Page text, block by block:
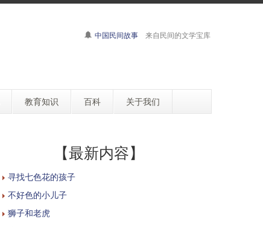
中国民间故事 来自民间的文学宝库
教育知识 百科 关于我们
【最新内容】
寻找七色花的孩子
不好色的小儿子
狮子和老虎